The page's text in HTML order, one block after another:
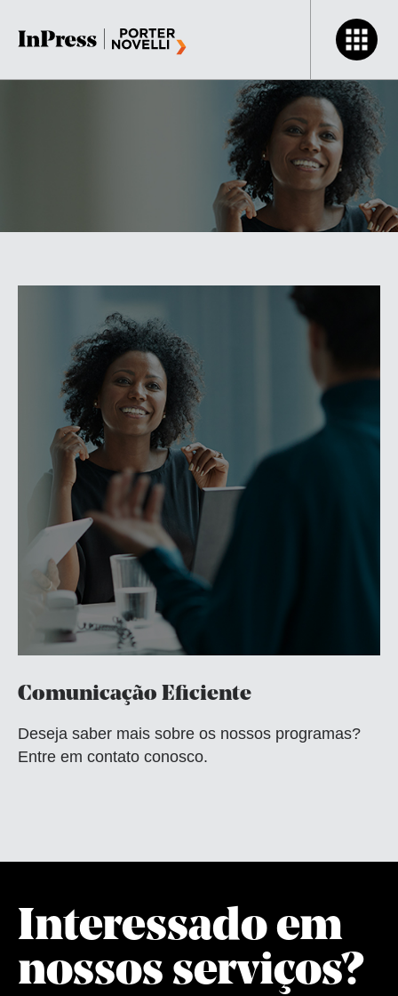
Comunicação Eficiente
Comunicação Eficiente
Deseja saber mais sobre os nossos programas?
Entre em contato conosco.
Interessado em
nossos serviços?